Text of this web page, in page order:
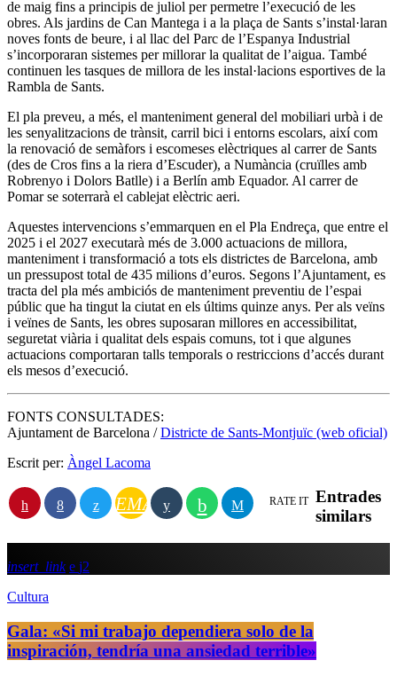
de maig fins a principis de juliol per permetre l’execució de les
obres. Als jardins de Can Mantega i a la plaça de Sants s’instal·laran
noves fonts de beure, i al llac del Parc de l’Espanya Industrial
s’incorporaran sistemes per millorar la qualitat de l’aigua. També
continuen les tasques de millora de les instal·lacions esportives de la
Rambla de Sants.
El pla preveu, a més, el manteniment general del mobiliari urbà i de
les senyalitzacions de trànsit, carril bici i entorns escolars, així com
la renovació de semàfors i escomeses elèctriques al carrer de Sants
(des de Cros fins a la riera d’Escuder), a Numància (cruïlles amb
Robrenyo i Dolors Batlle) i a Berlín amb Equador. Al carrer de
Pomar se soterrarà el cablejat elèctric aeri.
Aquestes intervencions s’emmarquen en el Pla Endreça, que entre el
2025 i el 2027 executarà més de 3.000 actuacions de millora,
manteniment i transformació a tots els districtes de Barcelona, amb
un pressupost total de 435 milions d’euros. Segons l’Ajuntament, es
tracta del pla més ambiciós de manteniment preventiu de l’espai
públic que ha tingut la ciutat en els últims quinze anys. Per als veïns
i veïnes de Sants, les obres suposaran millores en accessibilitat,
seguretat viària i qualitat dels espais comuns, tot i que algunes
actuacions comportaran talls temporals o restriccions d’accés durant
els mesos d’execució.
FONTS CONSULTADES:
Ajuntament de Barcelona /Districte de Sants-Montjuïc (web oficial)
Escrit per: Àngel Lacoma
EMAIL RATE IT Entrades
similars
insert_link
2
Cultura
Gala: «Si mi trabajo dependiera solo de la
inspiración, tendría una ansiedad terrible»